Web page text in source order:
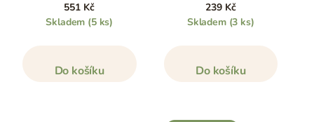
551 Kč
Skladem (5 ks)
Do košíku
239 Kč
Skladem (3 ks)
Do košíku